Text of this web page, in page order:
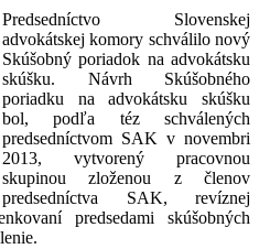
Predsedníctvo Slovenskej
advokátskej komory schválilo nový
Skúšobný poriadok na advokátsku
skúšku. Návrh Skúšobného
poriadku na advokátsku skúšku
bol, podľa téz schválených
predsedníctvom SAK v novembri
2013, vytvorený pracovnou
skupinou zloženou z členov
predsedníctva SAK, revíznej
predsedami skúšobných